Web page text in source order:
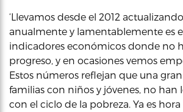
‘Llevamos desde el 2012
anualmente y lamentablemente es
indicadores económicos donde no
progreso, y en ocasiones vemos
Estos números reflejan que una
familias con niños y jóvenes, no
con el ciclo de la pobreza. Ya es